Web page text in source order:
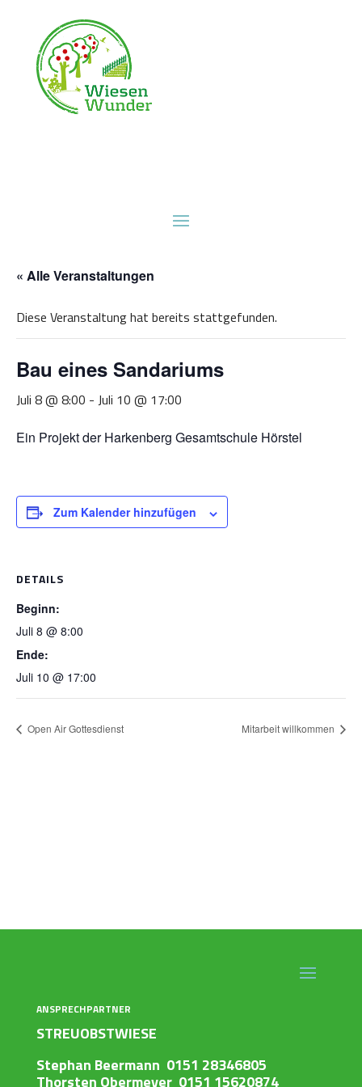
« Alle Veranstaltungen
Diese Veranstaltung hat bereits stattgefunden.
Bau eines Sandariums
Juli 8 @ 8:00 - Juli 10 @ 17:00
Ein Projekt der Harkenberg Gesamtschule Hörstel
Zum Kalender hinzufügen
DETAILS
Beginn:
Juli 8 @ 8:00
Ende:
Juli 10 @ 17:00
Open Air Gottesdienst Mitarbeit willkommen
ANSPRECHPARTNER
STREUOBSTWIESE
Stephan Beermann 0151 28346805
Thorsten Obermeyer 0151 15620874